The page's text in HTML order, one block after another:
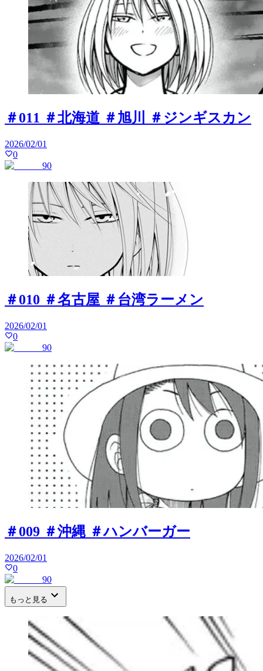
＃011 ＃北海道 ＃旭川 ＃ジンギスカン
2026/02/01
0
90
＃010 ＃名古屋 ＃台湾ラーメン
2026/02/01
0
90
＃009 ＃沖縄 ＃ハンバーガー
2026/02/01
0
90
もっと見る